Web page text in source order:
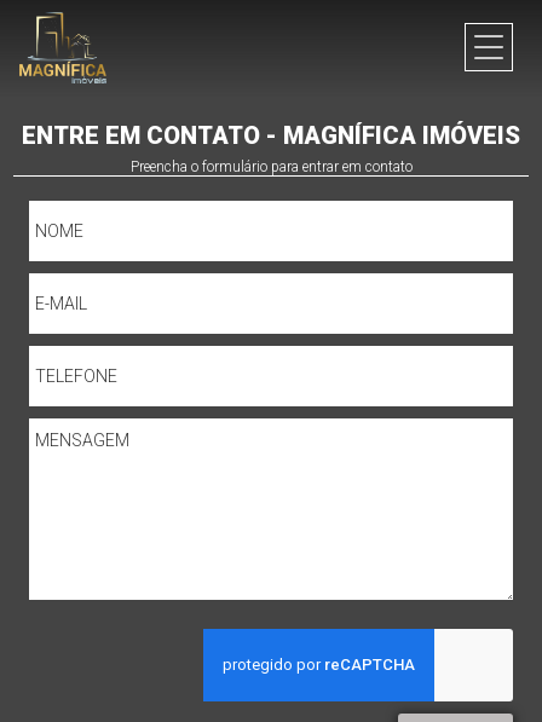
ENTRE EM CONTATO - MAGNÍFICA IMÓVEIS
Preencha o formulário para entrar em contato